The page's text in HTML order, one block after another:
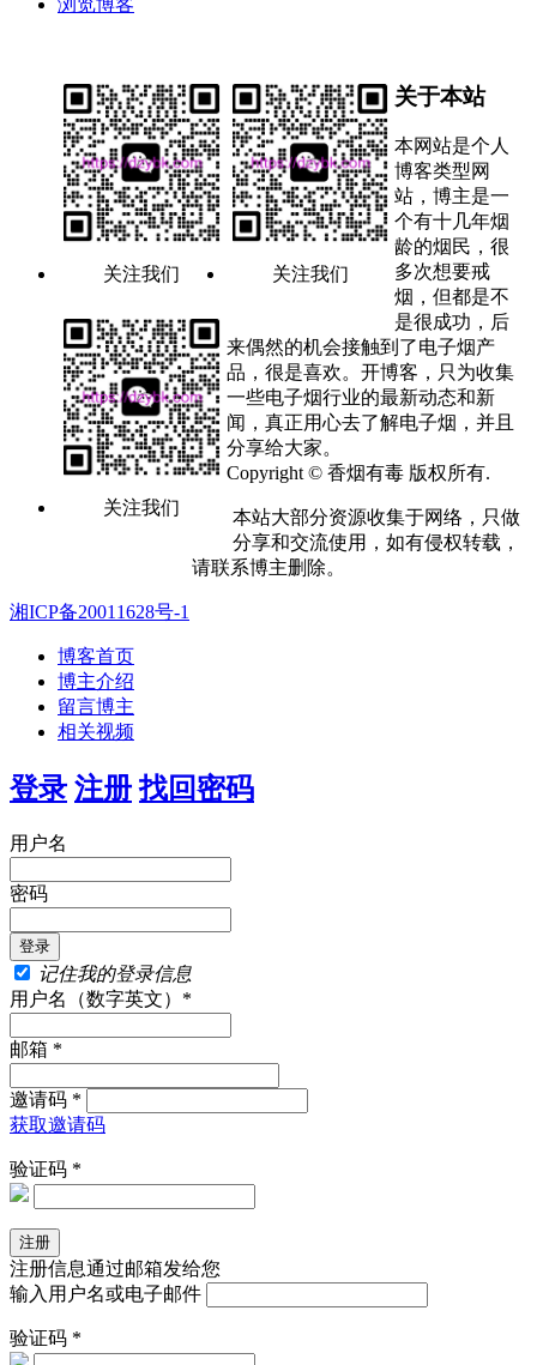
关注我们 关注我们
关注我们
关于本站
本网站是个人
博客类型网
站，博主是一
个有十几年烟
龄的烟民，很
多次想要戒
烟，但都是不
是很成功，后
来偶然的机会接触到了电子烟产
品，很是喜欢。开博客，只为收集
一些电子烟行业的最新动态和新
闻，真正用心去了解电子烟，并且
分享给大家。
Copyright © 香烟有毒 版权所有.
本站大部分资源收集于网络，只做
分享和交流使用，如有侵权转载，
请联系博主删除。
湘ICP备20011628号-1
博客首页
博主介绍
留言博主
相关视频
登录 注册 找回密码
用户名
密码
记住我的登录信息
用户名（数字英文）*
邮箱 *
邀请码 *
获取邀请码
验证码 *
注册信息通过邮箱发给您
输入用户名或电子邮件
验证码 *